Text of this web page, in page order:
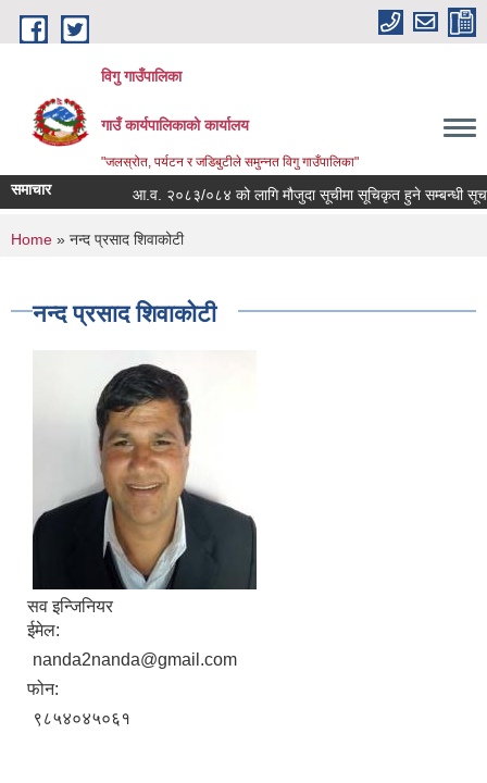
Skip to main content
विगु गाउँपालिका
गाउँ कार्यपालिकाको कार्यालय
"जलस्रोत, पर्यटन र जडिबुटीले समुन्नत विगु गाउँपालिका"
समाचार आ.व. २०८३/०८४ को लागि मौजुदा सूचीमा सूचिकृत हुने सम्बन्धी सूचना
You are here
Home » नन्द प्रसाद शिवाकोटी
नन्द प्रसाद शिवाकोटी
सव इन्जिनियर
ईमेल:
nanda2nanda@gmail.com
फोन:
९८५४०४५०६१